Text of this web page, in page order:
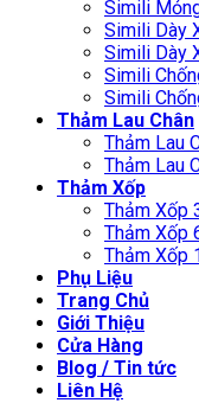
Simili
Simili Dày
Simili Dày
Simili
Simili
Thảm Lau Chân
Thảm Lau
Thảm Lau
Thảm Xốp
Thảm Xốp
Thảm Xốp
Thảm Xốp
Phụ Liệu
Trang Chủ
Giới Thiệu
Cửa Hàng
Blog / Tin tức
Liên Hệ